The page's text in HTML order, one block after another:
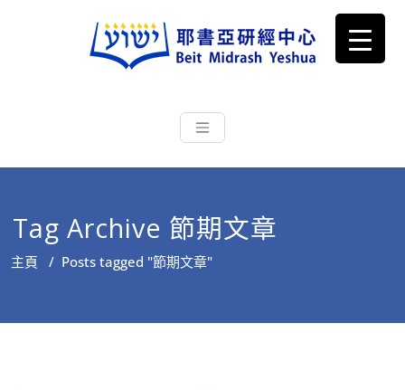
耶書亞研經中心
根源明白聖經，成為更好的門徒
Tag Archive 節期文章
主頁 / Posts tagged "節期文章"